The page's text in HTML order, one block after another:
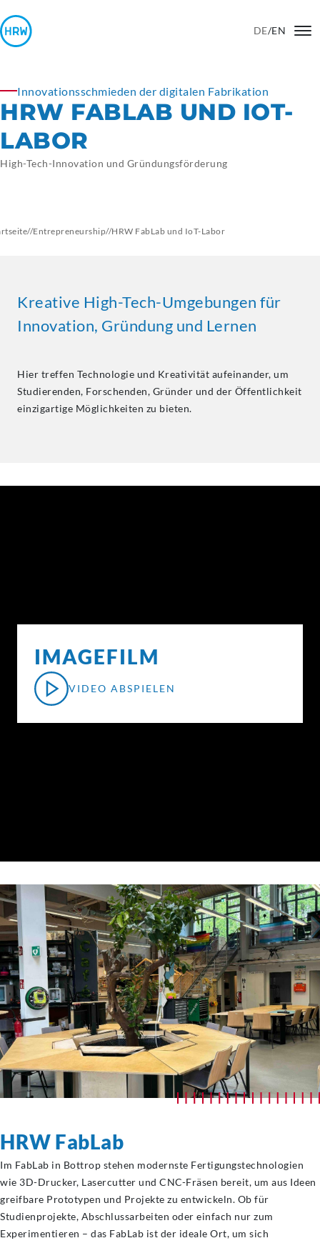
DE/EN
Innovationsschmieden der digitalen Fabrikation
HRW FABLAB UND IOT-
LABOR
High-Tech-Innovation und Gründungsförderung
//Entrepreneurship//HRW FabLab und IoT-Labor
Kreative High-Tech-Umgebungen für
Innovation, Gründung und Lernen
Hier treffen Technologie und Kreativität aufeinander, um
Studierenden, Forschenden, Gründer und der Öffentlichkeit
einzigartige Möglichkeiten zu bieten.
IMAGEFILM
VIDEO ABSPIELEN
HRW FabLab
Im FabLab in Bottrop stehen modernste Fertigungstechnologien
wie 3D-Drucker, Lasercutter und CNC-Fräsen bereit, um aus Ideen
greifbare Prototypen und Projekte zu entwickeln. Ob für
Studienprojekte, Abschlussarbeiten oder einfach nur zum
Experimentieren – das FabLab ist der ideale Ort, um sich